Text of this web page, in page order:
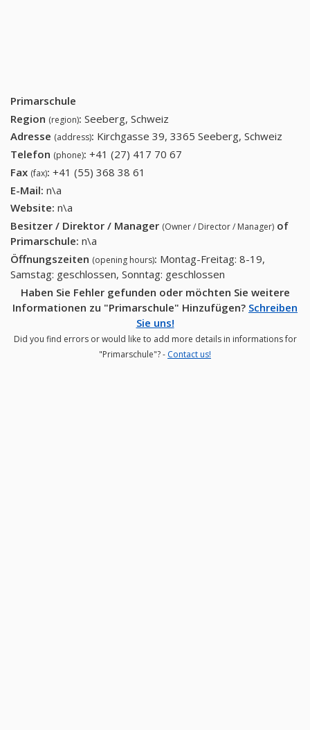
Primarschule
Region (region): Seeberg, Schweiz
Adresse (address): Kirchgasse 39, 3365 Seeberg, Schweiz
Telefon (phone): +41 (27) 417 70 67
Fax (fax): +41 (55) 368 38 61
E-Mail: n\a
Website: n\a
Besitzer / Direktor / Manager (Owner / Director / Manager) of
Primarschule: n\a
Öffnungszeiten (opening hours): Montag-Freitag: 8-19,
Samstag: geschlossen, Sonntag: geschlossen
Haben Sie Fehler gefunden oder möchten Sie weitere
Informationen zu "Primarschule" Hinzufügen? Schreiben
Sie uns!
Did you find errors or would like to add more details in informations for
"Primarschule"? - Contact us!